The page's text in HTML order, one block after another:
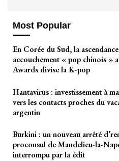
Most Popular
En Corée du Sud, la
accouchement « pop chinois »
Awards divise la K-pop
Hantavirus : investissement à
vers les contacts proches du
argentin
Burkini : un nouveau arrêté
proconsul de Mandelieu-la-
interrompu par la édit